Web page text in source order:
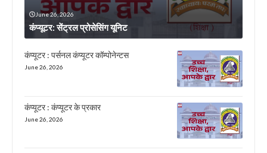
June 26, 2026
कंप्यूटर: सेंट्रल प्रोसेसिंग यूनिट
कंप्यूटर : पर्सनल कंप्यूटर कॉम्पोनेन्टस
June 26, 2026
कंप्यूटर : कंप्यूटर के प्रकार
June 26, 2026